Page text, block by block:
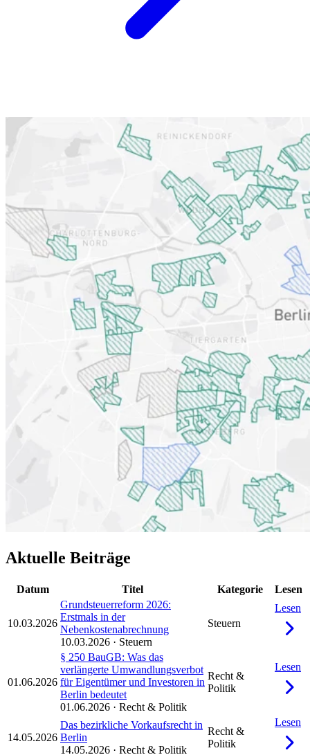
Aktuelle Beiträge
Datum Titel Kategorie Lesen
10.03.2026
Grundsteuerreform 2026:
Erstmals in der
Nebenkostenabrechnung
10.03.2026 · Steuern
Steuern
Lesen
01.06.2026
§ 250 BauGB: Was das
verlängerte Umwandlungsverbot
für Eigentümer und Investoren in
Berlin bedeutet
01.06.2026 · Recht & Politik
Recht &
Politik
Lesen
14.05.2026
Das bezirkliche Vorkaufsrecht in
Berlin
14.05.2026 · Recht & Politik
Recht &
Politik
Lesen